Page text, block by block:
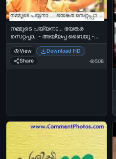
നമ്മുടെ പയ്യനാ... ഭയങ്കര
സെറ്റപ്പാ.. - അയ്യപ്പ ബൈജു -
Nammude Paiyana.. Bhayankara
Setupa - Aiyappa Baiju
View
Download HD
Share
508